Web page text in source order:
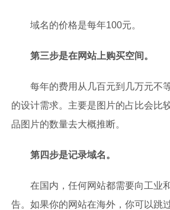
域名的价格是每年100元。
第三步是在网站上购买空间。
每年的费用从几百元到几万元不
的设计需求。主要是图片的占比会比
品图片的数量去大概推断。
第四步是记录域名。
在国内，任何网站都需要向工业
告。如果你的网站在海外，你可以跳